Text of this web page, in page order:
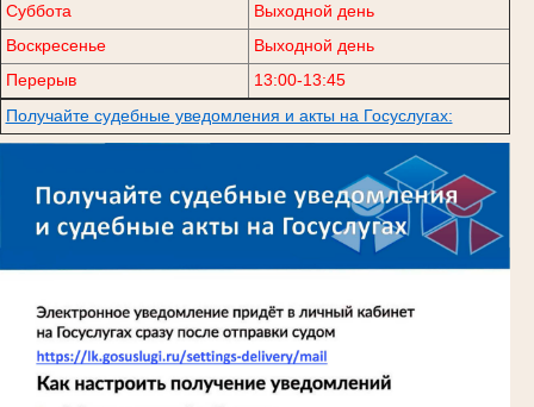
Суббота
Выходной день
Воскресенье
Выходной день
Перерыв
13:00-13:45
Получайте судебные уведомления и акты на Госуслугах: